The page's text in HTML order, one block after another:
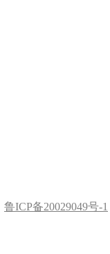
鲁ICP备20029049号-1